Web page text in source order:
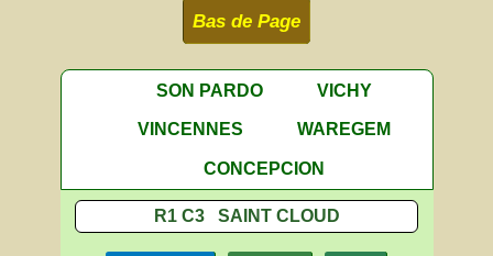
Bas de Page
SON PARDO
VICHY
VINCENNES
WAREGEM
CONCEPCION
R1 C3 SAINT CLOUD